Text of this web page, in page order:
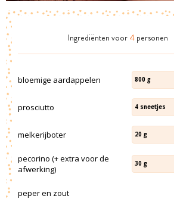
Ingrediënten voor 4 personen
bloemige aardappelen 800 g
prosciutto 4 sneetjes
melkerijboter 20 g
pecorino (+ extra voor de
afwerking)
30 g
peper en zout